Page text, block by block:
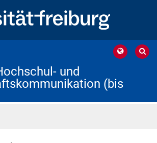
und
(bis